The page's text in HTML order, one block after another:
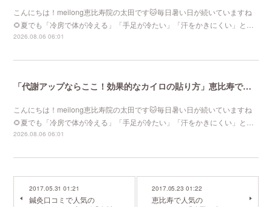
こんにちは！meilong恵比寿院の太田です🐱毎日暑い日が続いていますね
🌻夏でも「冷房で体が冷える」「手足が冷たい」「汗をかきにくい」と…
2026.08.06 06:01
「代謝アップならここ！効果的なカイロの貼り方」恵比寿で口コミNo 1美容鍼灸ならmeilong
こんにちは！meilong恵比寿院の太田です🐱毎日暑い日が続いていますね
🌻夏でも「冷房で体が冷える」「手足が冷たい」「汗をかきにくい」と…
2026.08.06 06:01
2017.05.31 01:21
鍼灸口コミで人気の
2017.05.23 01:22
恵比寿で人気の